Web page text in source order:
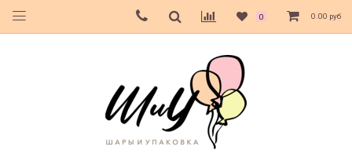
0 0.00 руб